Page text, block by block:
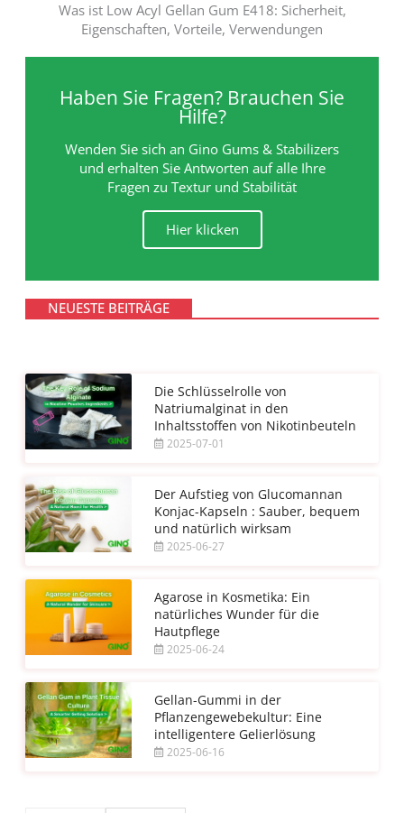
Was ist Low Acyl Gellan Gum E418: Sicherheit,
Eigenschaften, Vorteile, Verwendungen
Haben Sie Fragen? Brauchen Sie
Hilfe?
Wenden Sie sich an Gino Gums & Stabilizers
und erhalten Sie Antworten auf alle Ihre
Fragen zu Textur und Stabilität
Hier klicken
NEUESTE BEITRÄGE
Die Schlüsselrolle von
Natriumalginat in den
Inhaltsstoffen von Nikotinbeuteln
2025-07-01
Der Aufstieg von Glucomannan
Konjac-Kapseln : Sauber, bequem
und natürlich wirksam
2025-06-27
Agarose in Kosmetika: Ein
natürliches Wunder für die
Hautpflege
2025-06-24
Gellan-Gummi in der
Pflanzengewebekultur: Eine
intelligentere Gelierlösung
2025-06-16